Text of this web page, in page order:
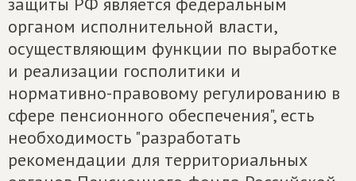
органом исполнительной власти,
осуществляющим функции по выработке
и реализации госполитики и
нормативно-правовому регулированию в
сфере пенсионного обеспечения", есть
необходимость "разработать
рекомендации для территориальных